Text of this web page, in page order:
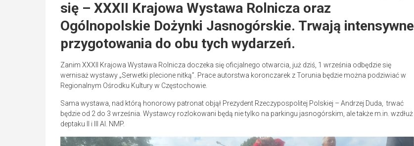
się – XXXII Krajowa Wystawa Rolnicza oraz
Ogólnopolskie Dożynki Jasnogórskie. Trwają intensywne
przygotowania do obu tych wydarzeń.
Zanim XXXII Krajowa Wystawa Rolnicza doczeka się oficjalnego otwarcia, już dziś, 1 września odbędzie się
wernisaż wystawy „Serwetki plecione nitką”. Prace autorstwa koronczarek z Torunia będzie można podziwiać w
Regionalnym Ośrodku Kultury w Częstochowie.
Sama wystawa, nad którą honorowy patronat objął Prezydent Rzeczypospolitej Polskiej – Andrzej Duda, trwać
będzie od 2 do 3 września. Wystawcy rozlokowani będą nie tylko na parkingu jasnogórskim, ale także m.in. wzdłuż
deptaku II i III Al. NMP.